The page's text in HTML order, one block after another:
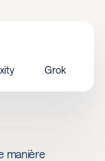
Grok
manière